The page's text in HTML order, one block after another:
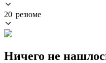
20 резюме
Ничего не